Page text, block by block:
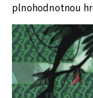
plnohodnotnou